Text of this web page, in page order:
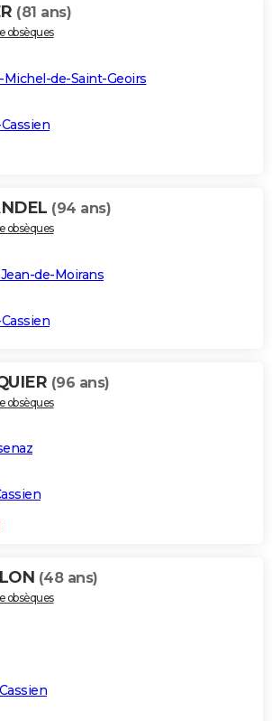
(81 ans)
obsèques
Michel-de-Saint-Geoirs
(94 ans)
obsèques
de-Moirans
(96 ans)
obsèques
(48 ans)
obsèques